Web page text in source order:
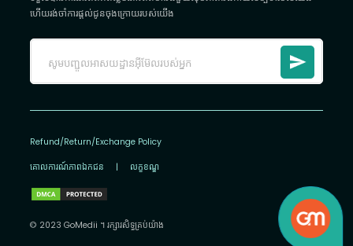
ហើយរង់ចាំការផ្តល់ជូនចុងក្រោយរបស់យើង
Refund/Return/Exchange Policy
គោលការណ៍​ភាព​ឯកជន | លក្ខខណ្ឌ
© 2023 GoMedii ។ រក្សា​រ​សិទ្ធ​គ្រប់យ៉ាង